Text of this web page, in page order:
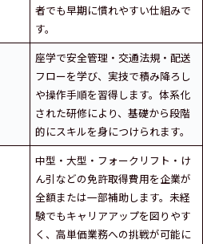
者でも早期に慣れやすい仕組みで
す。
座学で安全管理・交通法規・配送
フローを学び、実技で積み降ろし
や操作手順を習得します。体系化
された研修により、基礎から段階
的にスキルを身につけられます。
中型・大型・フォークリフト・け
ん引などの免許取得費用を企業が
全額または一部補助します。未経
験でもキャリアアップを図りやす
く、高単価業務への挑戦が可能に